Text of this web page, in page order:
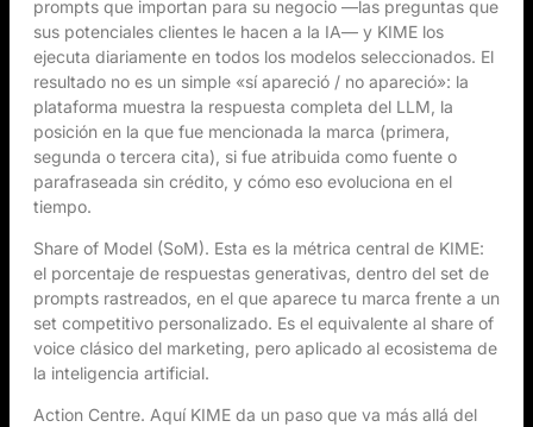
prompts que importan para su negocio —las preguntas que
sus potenciales clientes le hacen a la IA— y KIME los
ejecuta diariamente en todos los modelos seleccionados. El
resultado no es un simple «sí apareció / no apareció»: la
plataforma muestra la respuesta completa del LLM, la
posición en la que fue mencionada la marca (primera,
segunda o tercera cita), si fue atribuida como fuente o
parafraseada sin crédito, y cómo eso evoluciona en el
tiempo.
Share of Model (SoM). Esta es la métrica central de KIME:
el porcentaje de respuestas generativas, dentro del set de
prompts rastreados, en el que aparece tu marca frente a un
set competitivo personalizado. Es el equivalente al share of
voice clásico del marketing, pero aplicado al ecosistema de
la inteligencia artificial.
Action Centre. Aquí KIME da un paso que va más allá del